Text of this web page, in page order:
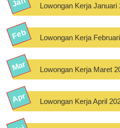
Lowongan Kerja Januari
Lowongan Kerja
Lowongan Kerja Maret
Lowongan Kerja April